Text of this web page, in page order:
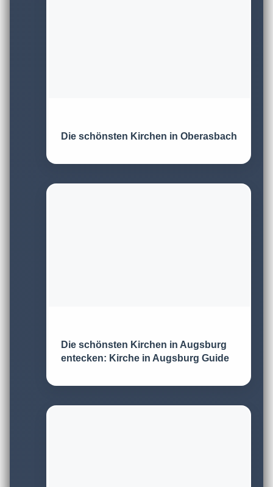
Die schönsten Kirchen in Oberasbach
Die schönsten Kirchen in Augsburg
entecken: Kirche in Augsburg Guide